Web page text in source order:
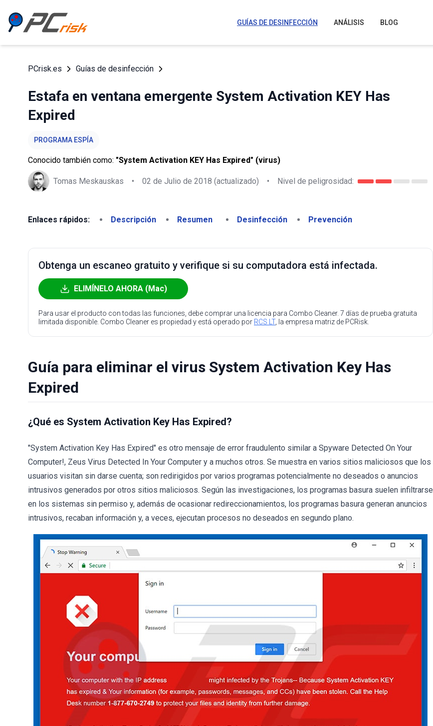
GUÍAS DE DESINFECCIÓN ANÁLISIS BLOG
PCrisk.es Guías de desinfección
Estafa en ventana emergente System Activation KEY Has
Expired
PROGRAMA ESPÍA
Conocido también como: "System Activation KEY Has Expired" (virus)
Tomas Meskauskas • 02 de Julio de 2018 (actualizado) • Nivel de peligrosidad:
Enlaces rápidos: Descripción Resumen Desinfección Prevención
Obtenga un escaneo gratuito y verifique si su computadora está infectada.
ELIMÍNELO AHORA (Mac)
Para usar el producto con todas las funciones, debe comprar una licencia para Combo Cleaner. 7 días de prueba gratuita
limitada disponible. Combo Cleaner es propiedad y está operado por RCS LT, la empresa matriz de PCRisk.
Guía para eliminar el virus System Activation Key Has
Expired
¿Qué es System Activation Key Has Expired?
"System Activation Key Has Expired" es otro mensaje de error fraudulento similar a Spyware Detected On Your
Computer!, Zeus Virus Detected In Your Computer y a muchos otros. Se muestra en varios sitios maliciosos que los
usuarios visitan sin darse cuenta; son redirigidos por varios programas potencialmente no deseados o anuncios
intrusivos generados por otros sitios maliciosos. Según las investigaciones, los programas basura suelen infiltrarse
en los sistemas sin permiso y, además de ocasionar redireccionamientos, los programas basura generan anuncios
intrusivos, recaban información y, a veces, ejecutan procesos no deseados en segundo plano.